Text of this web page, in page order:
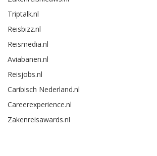
Triptalk.nl
Reisbizz.nl
Reismedia.nl
Aviabanen.nl
Reisjobs.nl
Caribisch Nederland.nl
Careerexperience.nl
Zakenreisawards.nl